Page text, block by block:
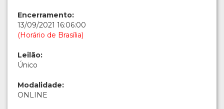
Encerramento:
13/09/2021 16:06:00
(Horário de Brasília)
Leilão:
Único
Modalidade:
ONLINE